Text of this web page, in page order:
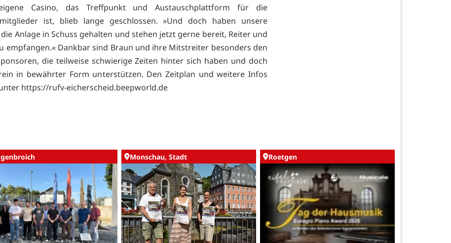
Casino, das Treffpunkt und Austauschplattform für die
ist, blieb lange geschlossen. »Und doch haben unsere
Anlage in Schuss gehalten und stehen jetzt gerne bereit, Reiter und
empfangen.« Dankbar sind Braun und ihre Mitstreiter besonders den
die teilweise schwierige Zeiten hinter sich haben und doch
in bewährter Form unterstützen. Den Zeitplan und weitere Infos
https://rufv-eicherscheid.beepworld.de
Monschau, Stadt Roetgen